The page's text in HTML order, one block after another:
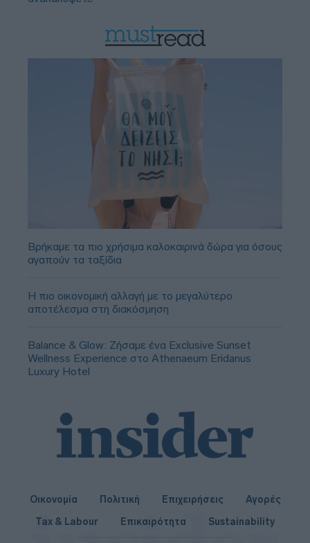
Βρήκαμε τα πιο χρήσιμα καλοκαιρινά δώρα για όσους
αγαπούν τα ταξίδια
Η πιο οικονομική αλλαγή με το μεγαλύτερο
αποτέλεσμα στη διακόσμηση
Balance & Glow: Ζήσαμε ένα Exclusive Sunset
Wellness Experience στο Athenaeum Eridanus
Luxury Hotel
Οικονομία Πολιτική Επιχειρήσεις
Αγορές
Tax & Labour
Επικαιρότητα Sustainability